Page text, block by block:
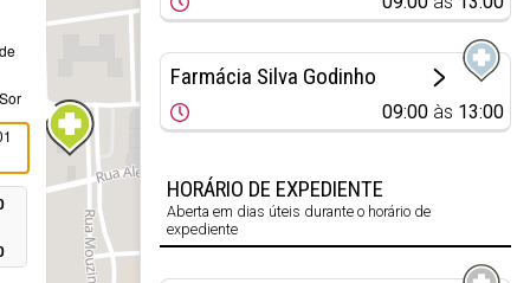
Farmácia Silva Godinho
09:00 às 13:00
HORÁRIO DE EXPEDIENTE
Aberta em dias úteis durante o horário de
expediente